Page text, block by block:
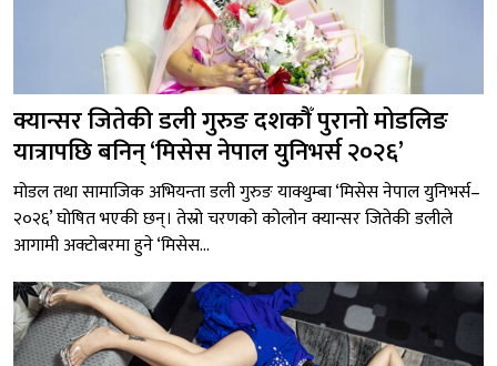
क्यान्सर जितेकी डली गुरुङ दशकौँ पुरानो मोडलिङ
यात्रापछि बनिन् ‘मिसेस नेपाल युनिभर्स २०२६’
मोडल तथा सामाजिक अभियन्ता डली गुरुङ याक्थुम्बा ‘मिसेस नेपाल युनिभर्स–
२०२६’ घोषित भएकी छन्। तेस्रो चरणको कोलोन क्यान्सर जितेकी डलीले
आगामी अक्टोबरमा हुने ‘मिसेस...